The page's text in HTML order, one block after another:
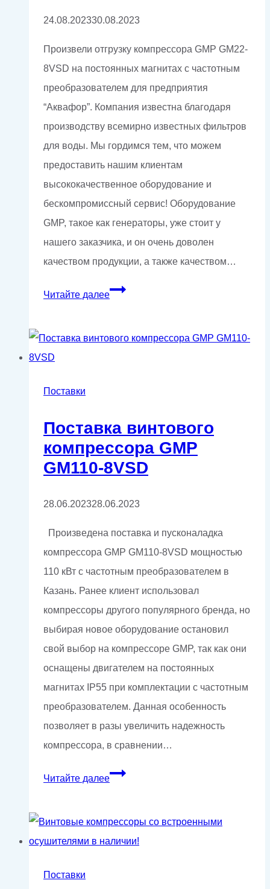
24.08.202330.08.2023
Произвели отгрузку компрессора GMP GM22-
8VSD на постоянных магнитах с частотным
преобразователем для предприятия
“Аквафор”. Компания известна благодаря
производству всемирно известных фильтров
для воды. Мы гордимся тем, что можем
предоставить нашим клиентам
высококачественное оборудование и
бескомпромиссный сервис! Оборудование
GMP, такое как генераторы, уже стоит у
нашего заказчика, и он очень доволен
качеством продукции, а также качеством…
Читайте далееПоставка
магнитах
с
частотным
Поставки
Поставка винтового
компрессора GMP
GM110-8VSD
28.06.202328.06.2023
Произведена поставка и пусконаладка
компрессора GMP GM110-8VSD мощностью
110 кВт с частотным преобразователем в
Казань. Ранее клиент использовал
компрессоры другого популярного бренда, но
выбирая новое оборудование остановил
свой выбор на компрессоре GMP, так как они
оснащены двигателем на постоянных
магнитах IP55 при комплектации с частотным
преобразователем. Данная особенность
позволяет в разы увеличить надежность
компрессора, в сравнении…
Читайте далееПоставка
Поставки